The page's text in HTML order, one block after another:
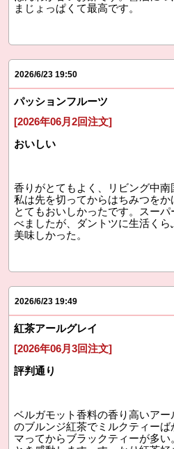
まじょっぱくて最高です。
2026/6/23 19:50
パッションフルーツ
[2026年06月2回注文]
おいしい
香りがとてもよく、リビング中南
私は先を切ってからはちみつをか
とてもおいしかったです。スー
べましたが、ダントツに生活く
美味しかった。
2026/6/23 19:49
紅茶アールグレイ
[2026年06月3回注文]
評判通り
ベルガモット香料の香り高いア
のブルンジ紅茶でミルクティー
マってからブラックティーが多